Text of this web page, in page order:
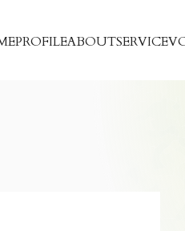
PROFILEABOUTSERVICE